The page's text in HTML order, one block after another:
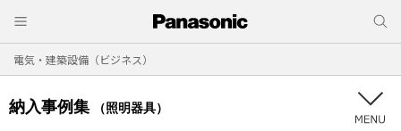
電気・建築設備（ビジネス）
納入事例集 （照明器具）